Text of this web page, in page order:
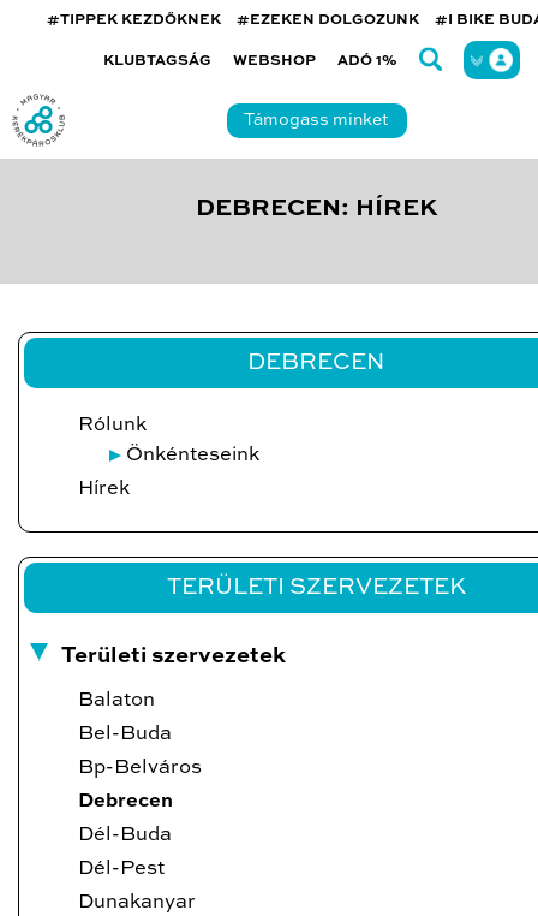
#TIPPEK KEZDŐKNEK #EZEKEN DOLGOZUNK #I BIKE
KLUBTAGSÁG WEBSHOP ADÓ 1%
Támogass minket
DEBRECEN: HÍREK
DEBRECEN
Rólunk
Önkénteseink
Hírek
TERÜLETI SZERVEZETEK
Területi szervezetek
Balaton
Bel-Buda
Bp-Belváros
Debrecen
Dél-Buda
Dél-Pest
Dunakanyar